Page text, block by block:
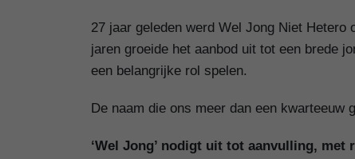
27 jaar geleden werd Wel Jong Niet
jaren groeide het aanbod uit tot een brede
een belangrijke rol spelen.
De naam die ons meer dan een kwarteeuw
‘Wel Jong’ nodigt uit tot aanvulling,